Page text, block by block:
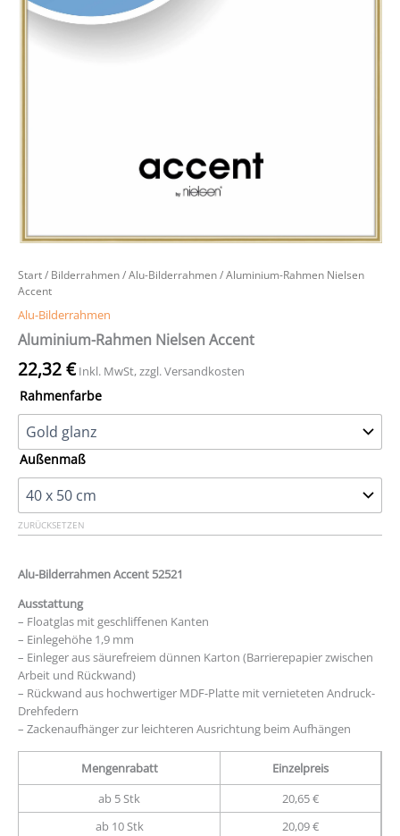
Start/ Bilderrahmen/Alu-Bilderrahmen/ Aluminium-Rahmen Nielsen
Accent
Alu-Bilderrahmen
Aluminium-Rahmen Nielsen Accent
22,32€ Inkl. MwSt, zzgl. Versandkosten
Rahmenfarbe
Außenmaß
ZURÜCKSETZEN
Alu-Bilderrahmen Accent 52521
Ausstattung
– Floatglas mit geschliffenen Kanten
– Einlegehöhe 1,9 mm
– Einleger aus säurefreiem dünnen Karton (Barrierepapier zwischen
Arbeit und Rückwand)
– Rückwand aus hochwertiger MDF-Platte mit vernieteten Andruck-
Drehfedern
– Zackenaufhänger zur leichteren Ausrichtung beim Aufhängen
Mengenrabatt
Einzelpreis
ab 5 Stk
20,65 €
ab 10 Stk
20,09 €